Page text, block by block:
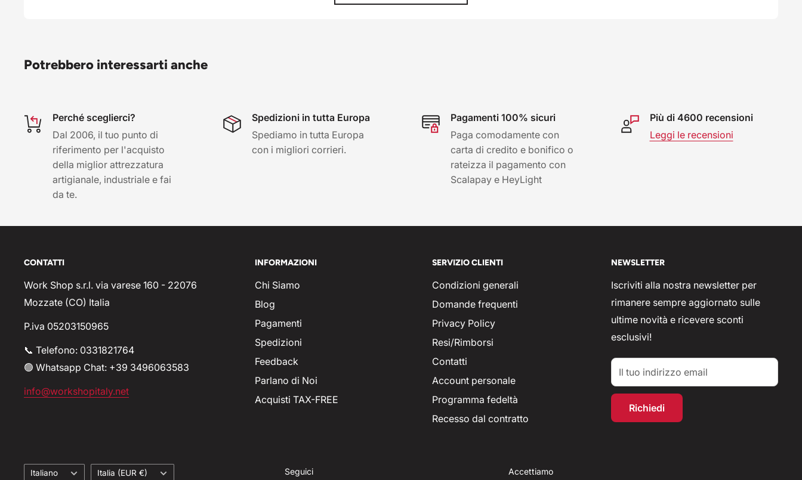
Potrebbero interessarti anche
Perché sceglierci?
Dal 2006, il tuo punto di
riferimento per l'acquisto
della miglior attrezzatura
artigianale, industriale e fai
da te.
Spedizioni in tutta Europa
Spediamo in tutta Europa
con i migliori corrieri.
Pagamenti 100% sicuri
Paga comodamente con
carta di credito e bonifico o
rateizza il pagamento con
Scalapay e HeyLight
Più di 4600 recensioni
Leggi le recensioni
CONTATTI
Work Shop s.r.l. via varese 160 - 22076
Mozzate (CO) Italia
P.iva 05203150965
📞 Telefono: 0331821764
🟢 Whatsapp Chat: +39 3496063583
info@workshopitaly.net
INFORMAZIONI
Chi Siamo
Blog
Pagamenti
Spedizioni
Feedback
Parlano di Noi
Acquisti TAX-FREE
SERVIZIO CLIENTI
Condizioni generali
Domande frequenti
Privacy Policy
Resi/Rimborsi
Contatti
Account personale
Programma fedeltà
Recesso dal contratto
NEWSLETTER
Iscriviti alla nostra newsletter per
rimanere sempre aggiornato sulle
ultime novità e ricevere sconti
esclusivi!
Il tuo indirizzo email
Richiedi
Lingua
Italiano Paese
Italia (EUR €) Seguici Accettiamo